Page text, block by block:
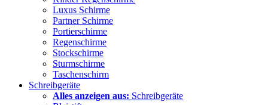
Luxus Schirme
Partner Schirme
Portierschirme
Regenschirme
Stockschirme
Sturmschirme
Taschenschirm
Schreibgeräte
Alles anzeigen aus: Schreibgeräte